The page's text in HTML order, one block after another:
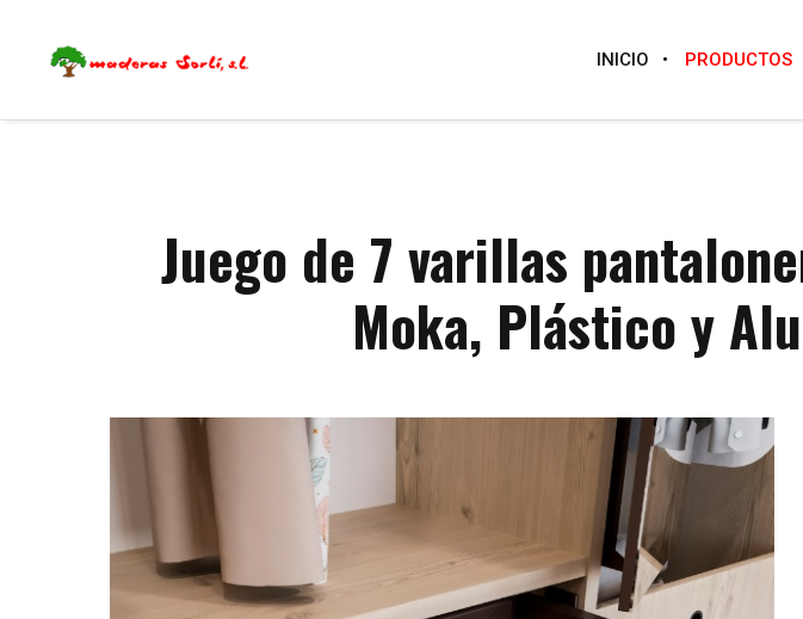
INICIO PRODUCTOS
Juego de 7 varillas
Moka, Plástico y